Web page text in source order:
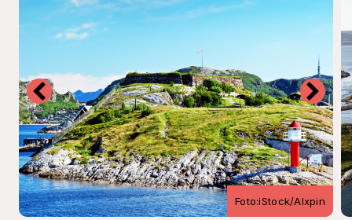
Foto:iStock/Alxpin